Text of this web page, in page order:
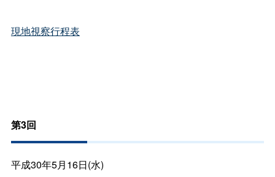
現地視察行程表
第3回
平成30年5月16日(水)